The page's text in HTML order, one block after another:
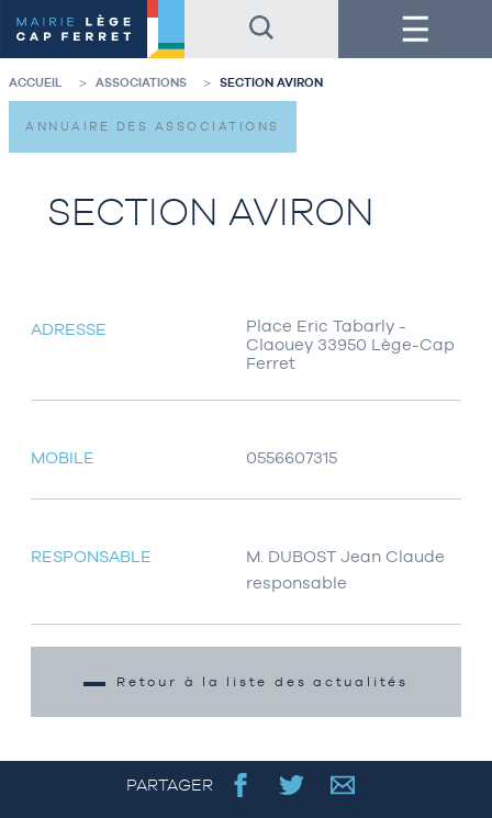
au
contenu
de
la
page
au
pied
de
page
Menu
ACCUEIL ASSOCIATIONS SECTION AVIRON
SECTION AVIRON
ANNUAIRE DES ASSOCIATIONS
ADRESSE
Place Eric Tabarly -
Claouey 33950 Lège-Cap
Ferret
MOBILE 0556607315
RESPONSABLE
M. DUBOST Jean Claude
responsable
Retour à la liste des actualités
PARTAGER